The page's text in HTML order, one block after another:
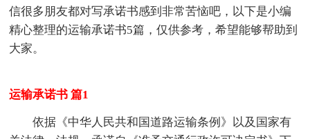
信很多朋友都对写承诺书感到非常苦恼吧，以下是小编
精心整理的运输承诺书5篇，仅供参考，希望能够帮助到
大家。
运输承诺书 篇1
依据《中华人民共和国道路运输条例》以及国家有